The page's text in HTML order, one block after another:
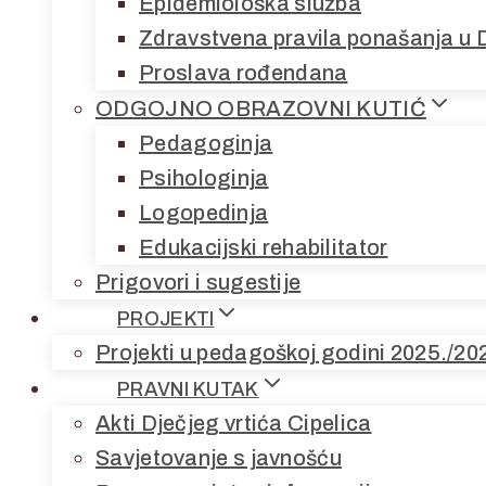
Zdravstvena pravila ponašanja u
Proslava rođendana
ODGOJNO OBRAZOVNI KUTIĆ
Pedagoginja
Psihologinja
Logopedinja
Edukacijski rehabilitator
Prigovori i sugestije
PROJEKTI
Projekti u pedagoškoj godini 2025./
PRAVNI KUTAK
Akti Dječjeg vrtića Cipelica
Savjetovanje s javnošću